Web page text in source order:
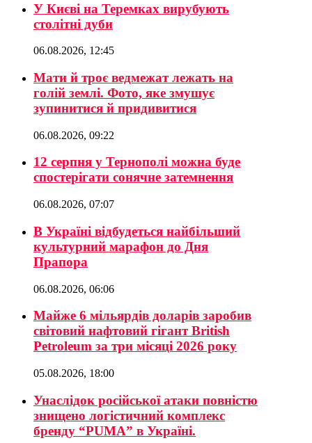
У Києві на Теремках вирубують
столітні дуби
06.08.2026, 12:45
Мати й троє ведмежат лежать на
голій землі. Фото, яке змушує
зупинитися й придивитися
06.08.2026, 09:22
12 серпня у Тернополі можна буде
спостерігати сонячне затемнення
06.08.2026, 07:07
В Україні відбудеться найбільший
культурний марафон до Дня
Прапора
06.08.2026, 06:06
Майже 6 мільярдів доларів заробив
світовий нафтовий гігант British
Petroleum за три місяці 2026 року
05.08.2026, 18:00
Унаслідок російської атаки повністю
знищено логістичний комплекс
бренду “PUMA” в Україні.